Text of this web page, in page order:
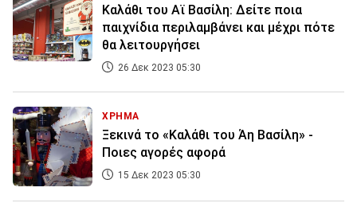
Καλάθι του Αϊ Βασίλη: Δείτε ποια
παιχνίδια περιλαμβάνει και μέχρι πότε
θα λειτουργήσει
26 Δεκ 2023 05:30
ΧΡΗΜΑ
Ξεκινά το «Καλάθι του Άη Βασίλη» -
Ποιες αγορές αφορά
15 Δεκ 2023 05:30